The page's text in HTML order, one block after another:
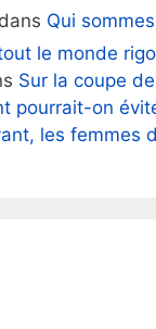
dans Qui
le monde
Sur la coupe
pourrait-on
les femmes